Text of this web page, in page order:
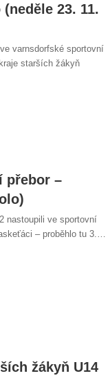
23. 11.
varnsdorfské sportovní
starších žákyň
přebor –
nastoupili ve sportovní
– proběhlo tu 3.…
žákyň U14